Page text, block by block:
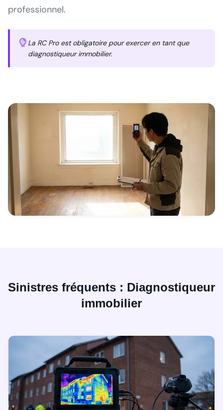
professionnel.
La RC Pro est obligatoire pour exercer en tant que
diagnostiqueur immobilier.
Sinistres fréquents : Diagnostiqueur
immobilier